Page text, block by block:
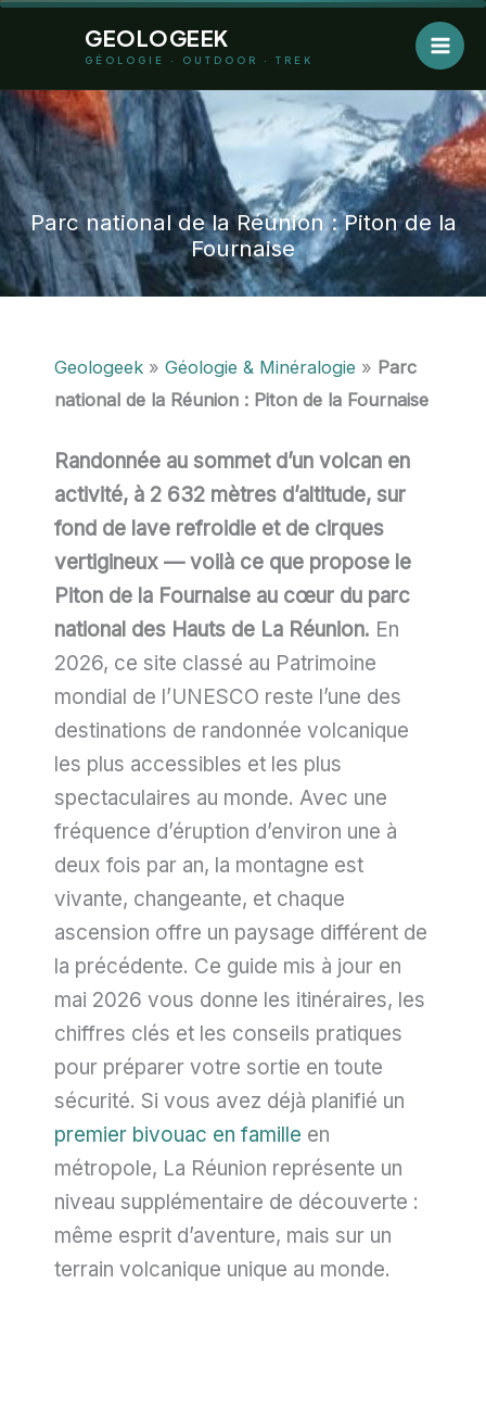
GEOLOGEEK
GÉOLOGIE · OUTDOOR · TREK
Parc national de la Réunion : Piton de la
Fournaise
Geologeek » Géologie & Minéralogie » Parc
national de la Réunion : Piton de la Fournaise
Randonnée au sommet d’un volcan en
activité, à 2 632 mètres d’altitude, sur
fond de lave refroidie et de cirques
vertigineux — voilà ce que propose le
Piton de la Fournaise au cœur du parc
national des Hauts de La Réunion. En
2026, ce site classé au Patrimoine
mondial de l’UNESCO reste l’une des
destinations de randonnée volcanique
les plus accessibles et les plus
spectaculaires au monde. Avec une
fréquence d’éruption d’environ une à
deux fois par an, la montagne est
vivante, changeante, et chaque
ascension offre un paysage différent de
la précédente. Ce guide mis à jour en
mai 2026 vous donne les itinéraires, les
chiffres clés et les conseils pratiques
pour préparer votre sortie en toute
sécurité. Si vous avez déjà planifié un
premier bivouac en famille en
métropole, La Réunion représente un
niveau supplémentaire de découverte :
même esprit d’aventure, mais sur un
terrain volcanique unique au monde.